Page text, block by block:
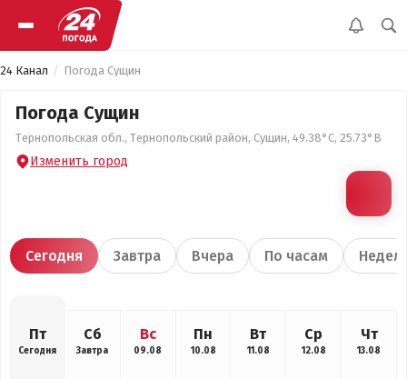
24 Канал Погода Сущин
Погода Сущин
Тернопольская обл., Тернопольский район, Сущин, 49.38°С, 25.73°В
Изменить город
Сегодня Завтра Вчера По часам
Пт
Сегодня
Сб
Завтра
Вс
09.08
Пн
10.08
Вт
11.08
Ср
12.08
Чт
13.08